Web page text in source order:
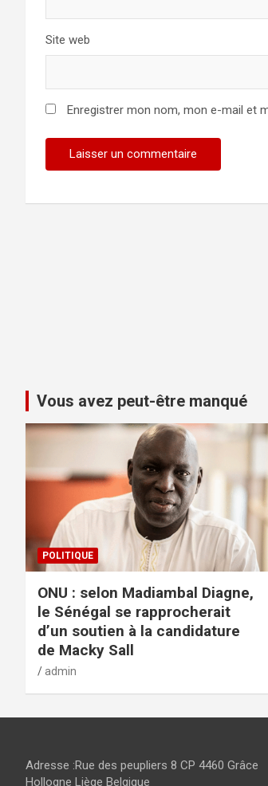
Site web
Enregistrer mon nom, mon e-mail et
Vous avez peut-être manqué
POLITIQUE
ONU : selon Madiambal Diagne,
le Sénégal se rapprocherait
d’un soutien à la candidature
de Macky Sall
admin
Adresse :Rue des peupliers 8 CP 4460 Grâce
Hollogne Liège Belgique